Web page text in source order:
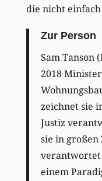
die nicht einfach
Zur Person
Sam Tanson
2018
zeichnet sie
Justiz
sie in großen
verantwortet
einem